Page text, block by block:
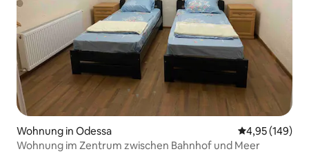
Wohnung in Odessa
4,95 (149)
Wohnung im Zentrum zwischen Bahnhof und Meer